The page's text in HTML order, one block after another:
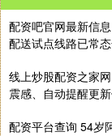
配资吧官网最新信
配送试点线路已常
线上炒股配资之家
震感、自动提醒更
配资平台查询 54岁